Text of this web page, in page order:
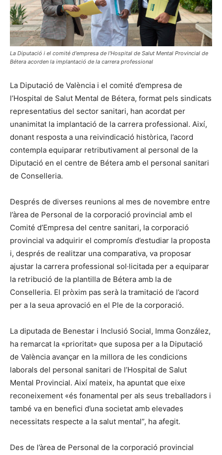
La Diputació i el comité d'empresa de l'Hospital de Salut Mental Provincial de
Bétera acorden la implantació de la carrera professional
La Diputació de València i el comité d’empresa de
l’Hospital de Salut Mental de Bétera, format pels sindicats
representatius del sector sanitari, han acordat per
unanimitat la implantació de la carrera professional. Així,
donant resposta a una reivindicació històrica, l’acord
contempla equiparar retributivament al personal de la
Diputació en el centre de Bétera amb el personal sanitari
de Conselleria.
Després de diverses reunions al mes de novembre entre
l’àrea de Personal de la corporació provincial amb el
Comité d’Empresa del centre sanitari, la corporació
provincial va adquirir el compromís d’estudiar la proposta
i, després de realitzar una comparativa, va proposar
ajustar la carrera professional sol·licitada per a equiparar
la retribució de la plantilla de Bétera amb la de
Conselleria. El pròxim pas serà la tramitació de l’acord
per a la seua aprovació en el Ple de la corporació.
La diputada de Benestar i Inclusió Social, Imma González,
ha remarcat la «prioritat» que suposa per a la Diputació
de València avançar en la millora de les condicions
laborals del personal sanitari de l’Hospital de Salut
Mental Provincial. Així mateix, ha apuntat que eixe
reconeixement «és fonamental per als seus treballadors i
també va en benefici d’una societat amb elevades
necessitats respecte a la salut mental”, ha afegit.
Des de l’àrea de Personal de la corporació provincial